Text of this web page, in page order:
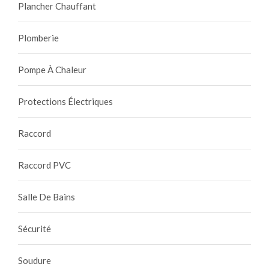
Plancher Chauffant
Plomberie
Pompe À Chaleur
Protections Électriques
Raccord
Raccord PVC
Salle De Bains
Sécurité
Soudure